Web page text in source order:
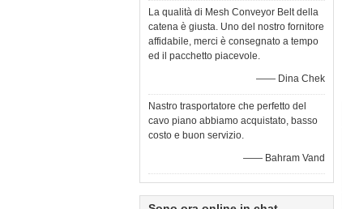
La qualità di Mesh Conveyor Belt della
catena è giusta. Uno del nostro fornitore
affidabile, merci è consegnato a tempo
ed il pacchetto piacevole.
—— Dina Chek
Nastro trasportatore che perfetto del
cavo piano abbiamo acquistato, basso
costo e buon servizio.
—— Bahram Vand